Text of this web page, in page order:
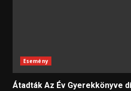
Esemény
Átadták Az Év Gyerekkönyve